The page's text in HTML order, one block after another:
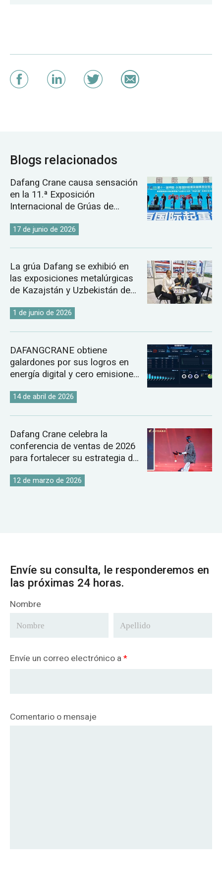
Blogs relacionados
Dafang Crane causa sensación
en la 11.ª Exposición
Internacional de Grúas de
17 de junio de 2026
La grúa Dafang se exhibió en
las exposiciones metalúrgicas
de Kazajstán y Uzbekistán de
1 de junio de 2026
DAFANGCRANE obtiene
galardones por sus logros en
energía digital y cero emisiones
14 de abril de 2026
Dafang Crane celebra la
conferencia de ventas de 2026
para fortalecer su estrategia de
12 de marzo de 2026
Envíe su consulta, le responderemos en
las próximas 24 horas.
Nombre
Envíe un correo electrónico a*
Comentario o mensaje